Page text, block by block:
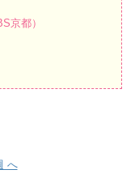
京都）
へ